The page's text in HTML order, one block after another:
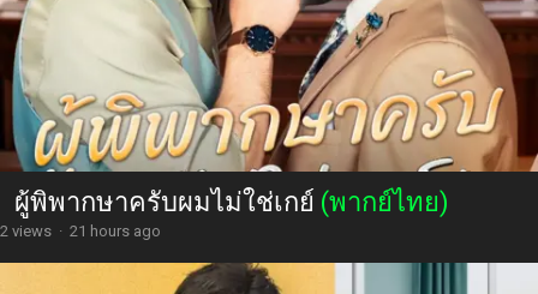
ผู้พิพากษาครับผมไม่ใช่เกย์ (พากย์ไทย)
2 views · 21 hours ago